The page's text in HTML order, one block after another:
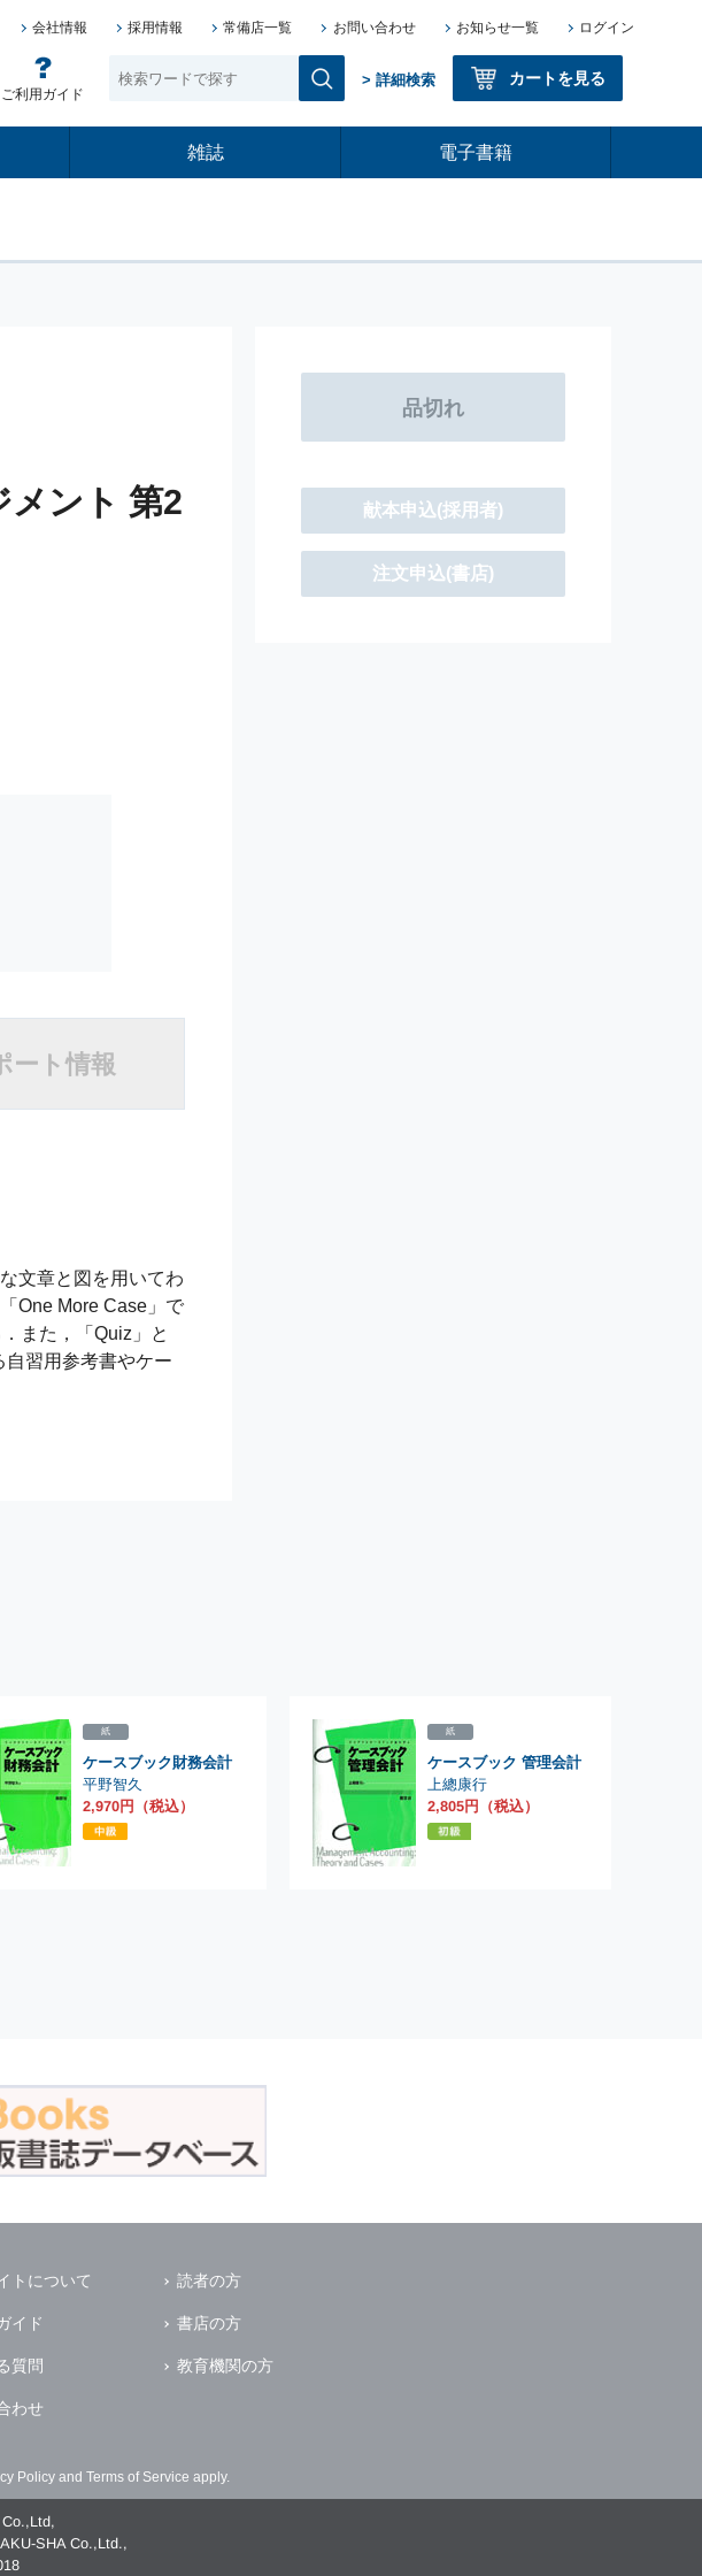
会社情報 採用情報 常備店一覧 お問い合わせ お知らせ一覧 ログイン
ご利用ガイド
> 詳細検索 カートを見る
雑誌 電子書籍
ント 第2 献本申込(採用者)
注文申込(書店)
ート情報
文章と図を用いてわ
One More Case」で
また，「Quiz」と
自習用参考書やケー
紙
ケースブック財務会計
平野智久
2,970円（税込）
紙
ケースブック 管理会計
上總康行
2,805円（税込）
トについて
イド
質問
わせ
読者の方
書店の方
教育機関の方
Policy and Terms of Service apply.
SHA Co.,Ltd.,